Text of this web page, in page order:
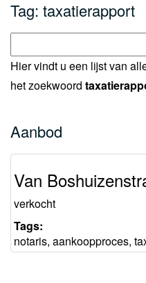
Tag: taxatierapport
Hier vindt u een lijst van
het zoekwoord
Aanbod
Van
verkocht
Tags:
notaris, aankoopproces,